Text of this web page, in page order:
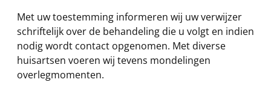
Met uw toestemming informeren wij uw verwijzer
schriftelijk over de behandeling die u volgt en indien
nodig wordt contact opgenomen. Met diverse
huisartsen voeren wij tevens mondelingen
overlegmomenten.